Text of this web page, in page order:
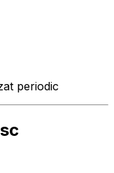
periodic